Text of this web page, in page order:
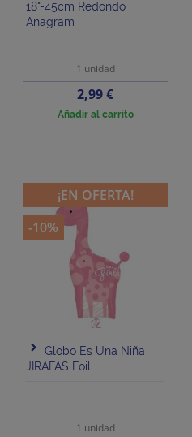
18"-45cm Redondo
Anagram
1 unidad
Precio
2,99 €
Añadir al carrito
Globo Es Una Niña
JIRAFAS Foil
1 unidad
¡EN OFERTA!
-10%